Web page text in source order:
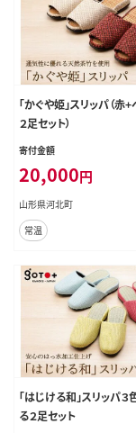
「かぐや姫」スリッパ（赤
２足セット）
寄付金額
20,000円
山形県河北町
常温
「はじける和」スリッパ
る２足セット